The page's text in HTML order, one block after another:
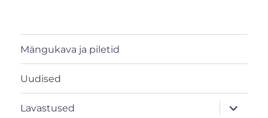
Mängukava ja piletid
Uudised
Lavastused
laienda